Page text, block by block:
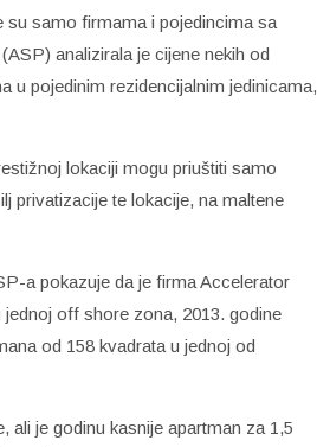
su samo firmama i pojedincima sa
analizirala je cijene nekih od
u pojedinim rezidencijalnim jedinicama,
lokaciji mogu priuštiti samo
privatizacije te lokacije, na maltene
a pokazuje da je firma Accelerator
off shore zona, 2013. godine
od 158 kvadrata u jednoj od
ali je godinu kasnije apartman za 1,5